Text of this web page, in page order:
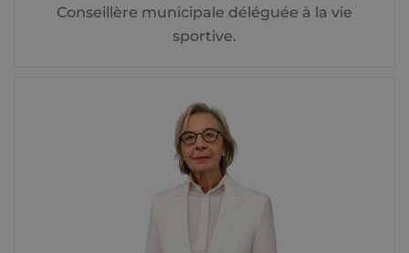
Conseillère municipale déléguée à la vie
sportive.